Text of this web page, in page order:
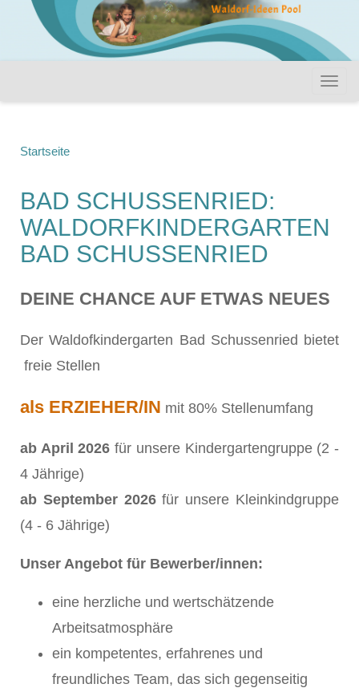
Startseite
BAD SCHUSSENRIED:
WALDORFKINDERGARTEN
BAD SCHUSSENRIED
DEINE CHANCE AUF ETWAS NEUES
Der Waldofkindergarten Bad Schussenried bietet
freie Stellen
als ERZIEHER/IN mit 80% Stellenumfang
ab April 2026 für unsere Kindergartengruppe (2 -
4 Jährige)
ab September 2026für unsere Kleinkindgruppe
(4 - 6 Jährige)
Unser Angebot für Bewerber/innen:
eine herzliche und wertschätzende
Arbeitsatmosphäre
ein kompetentes, erfahrenes und
freundliches Team, das sich gegenseitig